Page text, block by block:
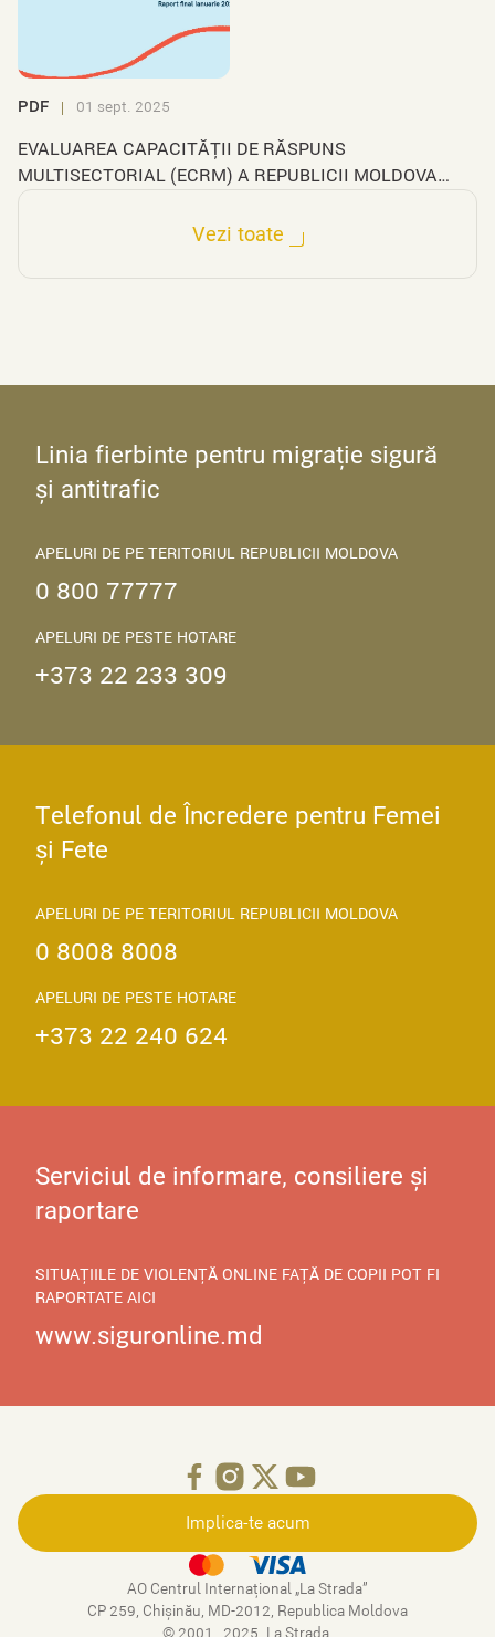
PDF 01 sept. 2025
EVALUAREA CAPACITĂȚII DE RĂSPUNS
MULTISECTORIAL (ECRM) A REPUBLICII MOLDOVA
FAȚĂ DE ABUZUL ȘI EXPLOATAREA SEXUALĂ
Vezi toate
Linia fierbinte pentru migrație sigură
și antitrafic
APELURI DE PE TERITORIUL REPUBLICII MOLDOVA
0 800 77777
APELURI DE PESTE HOTARE
+373 22 233 309
Telefonul de Încredere pentru Femei
și Fete
APELURI DE PE TERITORIUL REPUBLICII MOLDOVA
0 8008 8008
APELURI DE PESTE HOTARE
+373 22 240 624
Serviciul de informare, consiliere și
raportare
SITUAȚIILE DE VIOLENȚĂ ONLINE FAȚĂ DE COPII POT FI
RAPORTATE AICI
www.siguronline.md
Implica-te acum
AO Centrul Internațional „La Strada”
CP 259, Chişinău, MD-2012, Republica Moldova